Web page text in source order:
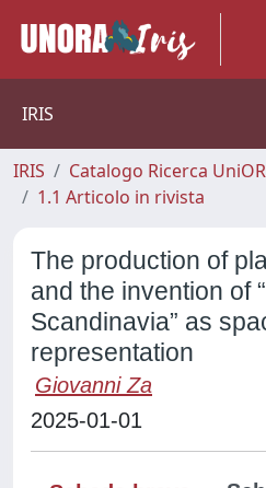
IRIS
IRIS Catalogo Ricerca UniOR
1.1 Articolo in rivista
The production of
and the invention of
Scandinavia” as
representation
Giovanni Za
2025-01-01